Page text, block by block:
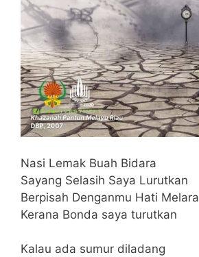
Nasi Lemak Buah Bidara
Sayang Selasih Saya Lurutkan
Berpisah Denganmu Hati Melara
Kerana Bonda saya turutkan
Kalau ada sumur diladang